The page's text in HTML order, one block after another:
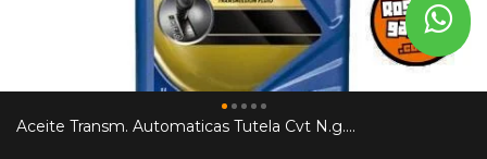
Aceite Transm. Automaticas Tutela Cvt N.g....